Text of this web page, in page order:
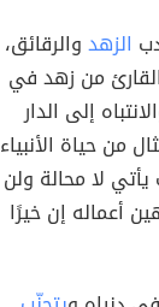
الزهدوالرقائق،
من زهد في
إلى الدار
من حياة الأنبياء
لا محالة ولن
أعماله إن خيرًا